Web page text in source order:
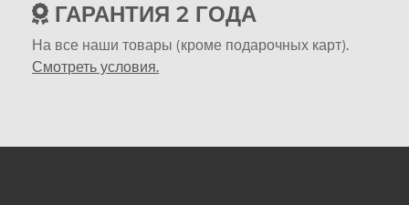
ГАРАНТИЯ 2 ГОДА
На все наши товары (кроме подарочных карт).
Смотреть условия.